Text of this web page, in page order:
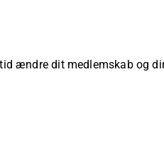
ændre dit medlemskab og